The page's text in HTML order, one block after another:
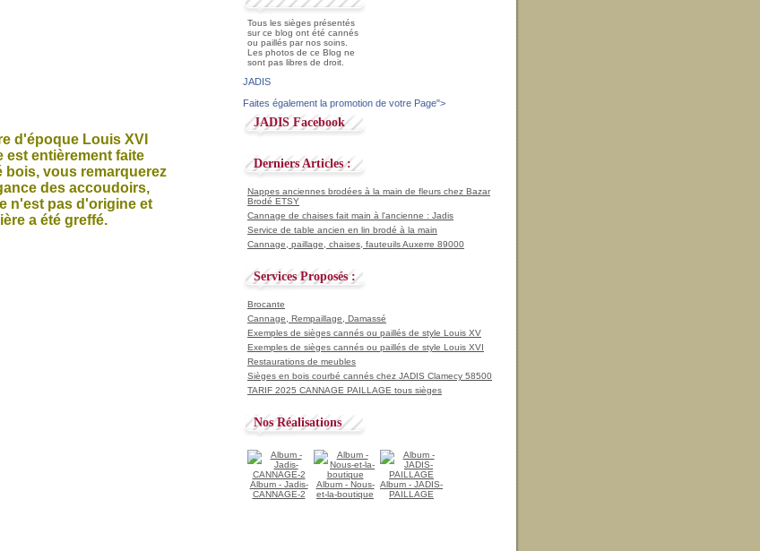
d'époque Louis XVI
est entièrement faite
bois, vous remarquerez
des accoudoirs,
n'est pas d'origine et
a été greffé.
Tous les sièges présentés
sur ce blog ont été cannés
ou paillés par nos soins.
Les photos de ce Blog ne
sont pas libres de droit.
JADIS
Faites également la promotion de votre Page">
JADIS Facebook
Derniers Articles :
Nappes anciennes brodées à la main de fleurs chez Bazar
Brodé ETSY
Cannage de chaises fait main à l'ancienne : Jadis
Service de table ancien en lin brodé à la main
Cannage, paillage, chaises, fauteuils Auxerre 89000
Services Proposés :
Brocante
Cannage, Rempaillage, Damassé
Exemples de sièges cannés ou paillés de style Louis XV
Exemples de sièges cannés ou paillés de style Louis XVI
Restaurations de meubles
Sièges en bois courbé cannés chez JADIS Clamecy 58500
TARIF 2025 CANNAGE PAILLAGE tous sièges
Nos Réalisations
Album - Jadis-
CANNAGE-2
Album - Nous-
et-la-boutique
Album - JADIS-
PAILLAGE